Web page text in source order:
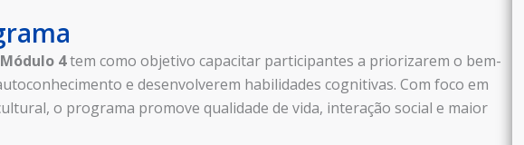
4tem como objetivo capacitar participantes a priorizarem o bem-
e desenvolverem habilidades cognitivas. Com foco em
o programa promove qualidade de vida, interação social e maior